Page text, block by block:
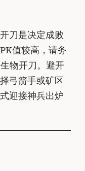
刀是决定成败
值较高，请务
物开刀。避开
弓箭手或矿区
迎接神兵出炉